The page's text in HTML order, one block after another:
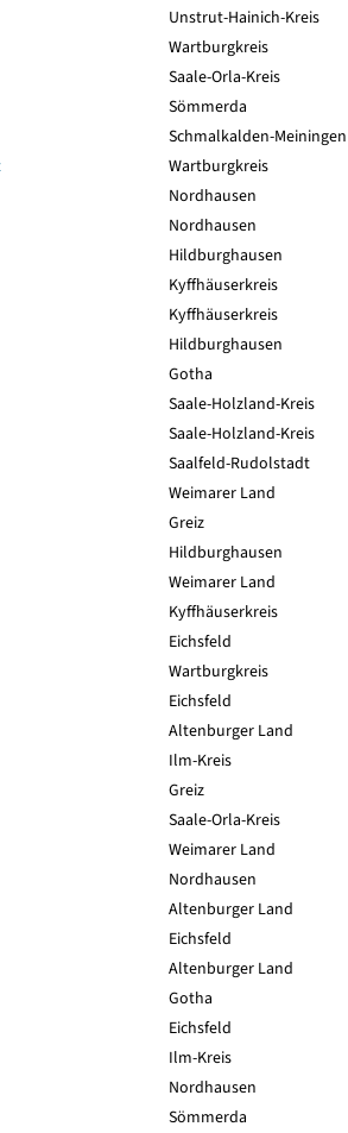
Unstrut-Hainich-Kreis
Wartburgkreis
Saale-Orla-Kreis
Sömmerda
Schmalkalden-Meiningen
Wartburgkreis
Nordhausen
Nordhausen
Hildburghausen
Kyffhäuserkreis
Kyffhäuserkreis
Hildburghausen
Gotha
Saale-Holzland-Kreis
Saale-Holzland-Kreis
Saalfeld-Rudolstadt
Weimarer Land
Greiz
Hildburghausen
Weimarer Land
Kyffhäuserkreis
Eichsfeld
Wartburgkreis
Eichsfeld
Altenburger Land
Ilm-Kreis
Greiz
Saale-Orla-Kreis
Weimarer Land
Nordhausen
Altenburger Land
Eichsfeld
Altenburger Land
Gotha
Eichsfeld
Ilm-Kreis
Nordhausen
Sömmerda